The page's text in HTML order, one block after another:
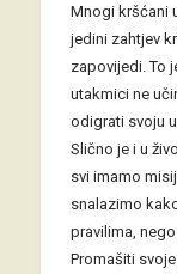
Mnogi kršćani
jedini zahtjev
zapovijedi. To
utakmici ne
odigrati svoju
Slično je i u
svi imamo
snalazimo
pravilima,
Promašiti